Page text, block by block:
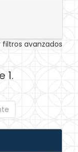
filtros avanzados
1.